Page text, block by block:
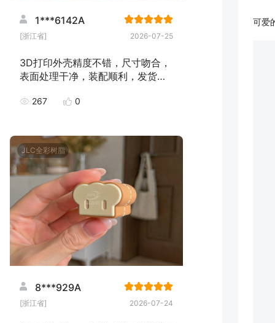
1***6142A
[浙江省] 2026-07-25
3D打印外壳精度不错，尺寸吻合，
表面处理干净，装配顺利，发货速
267 0
JLC全彩树脂
8***929A
[浙江省] 2026-07-24
可爱